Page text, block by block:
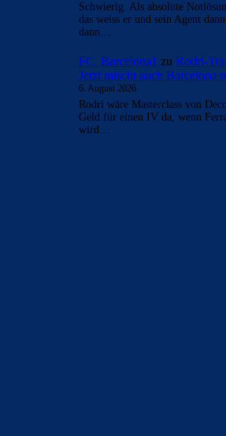
Schwierig. Als absolute
das weiss er und sein Agent
dann…
FC_Barcelona1 zu Rodri-
Jetzt mischt auch Barcelona
6. August 2026
Rodri wäre Masterclass von
Geld für einen IV da, wenn
wird…